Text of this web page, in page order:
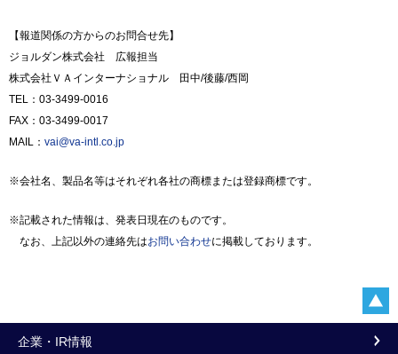
【報道関係の方からのお問合せ先】
ジョルダン株式会社 広報担当
株式会社ＶＡインターナショナル 田中/後藤/西岡
TEL：03-3499-0016
FAX：03-3499-0017
MAIL： vai@va-intl.co.jp
※会社名、製品名等はそれぞれ各社の商標または登録商標です。
※記載された情報は、発表日現在のものです。
なお、上記以外の連絡先はお問い合わせに掲載しております。
企業・IR情報